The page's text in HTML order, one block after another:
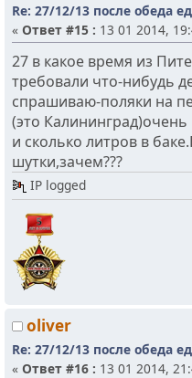
Re: 27/12/13 после обеда
« Ответ #15 : 13 01 2014,
27 в какое время из
требовали что-нибудь
спрашиваю-поляки на
(это
и сколько литров в
шутки,зачем???
IP logged
oliver
Re: 27/12/13 после обеда
« Ответ #16 : 13 01 2014,